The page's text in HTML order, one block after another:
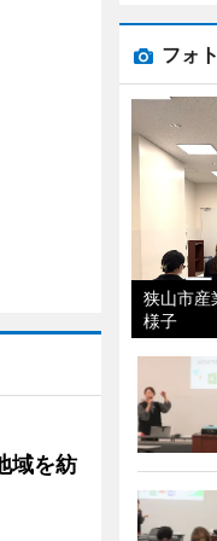
域を紡
フォ
狭山市産
様子